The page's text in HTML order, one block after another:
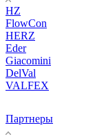
HZ
FlowCon
HERZ
Eder
Giacomini
DelVal
VALFEX
Партнеры